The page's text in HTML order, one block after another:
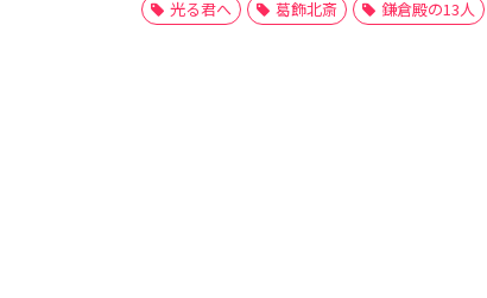
光る君へ 葛飾北斎 鎌倉殿の13人